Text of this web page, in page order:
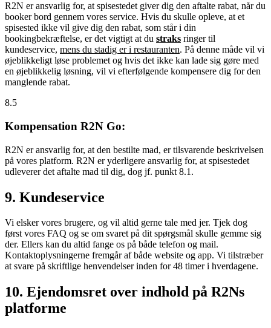
R2N er ansvarlig for, at spisestedet giver dig den aftalte rabat, når du
booker bord gennem vores service. Hvis du skulle opleve, at et
spisested ikke vil give dig den rabat, som står i din
bookingbekræftelse, er det vigtigt at du straks ringer til
kundeservice, mens du stadig er i restauranten. På denne måde vil vi
øjeblikkeligt løse problemet og hvis det ikke kan lade sig gøre med
en øjeblikkelig løsning, vil vi efterfølgende kompensere dig for den
manglende rabat.
8.5
Kompensation R2N Go:
R2N er ansvarlig for, at den bestilte mad, er tilsvarende beskrivelsen
på vores platform. R2N er yderligere ansvarlig for, at spisestedet
udleverer det aftalte mad til dig, dog jf. punkt 8.1.
9. Kundeservice
Vi elsker vores brugere, og vil altid gerne tale med jer. Tjek dog
først vores FAQ og se om svaret på dit spørgsmål skulle gemme sig
der. Ellers kan du altid fange os på både telefon og mail.
Kontaktoplysningerne fremgår af både website og app. Vi tilstræber
at svare på skriftlige henvendelser inden for 48 timer i hverdagene.
10. Ejendomsret over indhold på R2Ns
platforme